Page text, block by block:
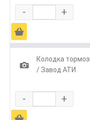
- +
Ä
1
Колодка
/ Завод АТИ
- +